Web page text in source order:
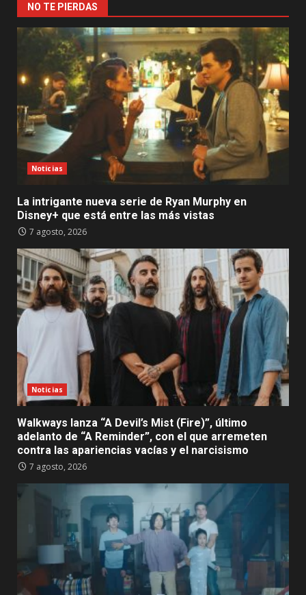
NO TE PIERDAS
Noticias
La intrigante nueva serie de Ryan Murphy en
Disney+ que está entre las más vistas
7 agosto, 2026
Noticias
Walkways lanza “A Devil’s Mist (Fire)”, último
adelanto de “A Reminder”, con el que arremeten
contra las apariencias vacías y el narcisismo
7 agosto, 2026